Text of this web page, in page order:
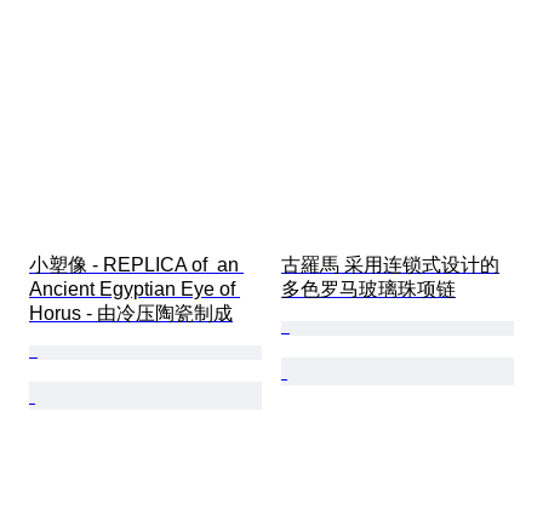
小塑像 - REPLICA of  an
Ancient Egyptian Eye of
Horus - 由冷压陶瓷制成
古羅馬 采用连锁式设计的
多色罗马玻璃珠项链